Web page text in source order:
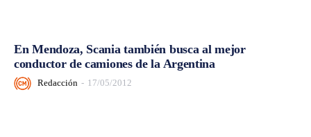
En Mendoza, Scania también busca al mejor
conductor de camiones de la Argentina
Redacción - 17/05/2012